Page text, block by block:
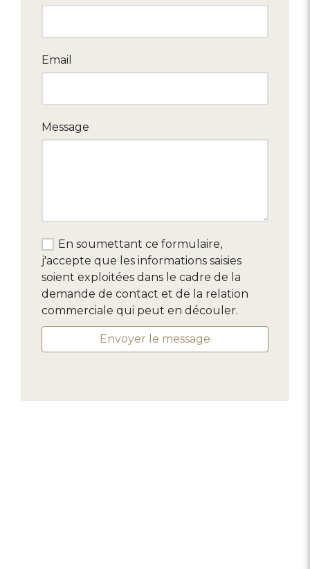
Email
Message
En soumettant ce formulaire,
j'accepte que les informations saisies
soient exploitées dans le cadre de la
demande de contact et de la relation
commerciale qui peut en découler.
Envoyer le message